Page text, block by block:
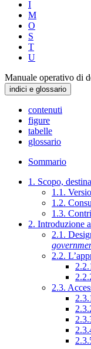
I
M
O
S
T
U
Manuale operativo di
indici e glossario
contenuti
figure
tabelle
glossario
Sommario
1. Scopo,
1.1.
1.2.
1.3.
2. Introduzione
2.1.
2.2.
2.3.